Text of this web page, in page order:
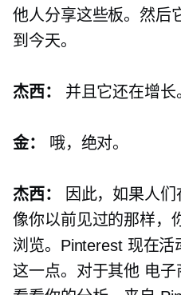
他人分享这些板。然后
到今天。
杰西： 并且它还在增长
金： 哦，绝对。
杰西：
因此，如果人
像你以前见过的那样，
浏览。Pinterest 现在
这一点。对于其他 电子